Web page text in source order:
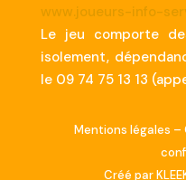
www.joueurs-info-
Le jeu comporte
isolement,
le 09 74 75 13 13
Mentions légales –
Créé par